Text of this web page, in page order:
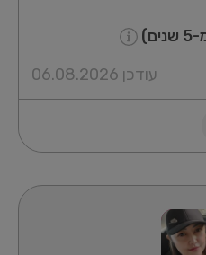
עודכן 06.08.2026